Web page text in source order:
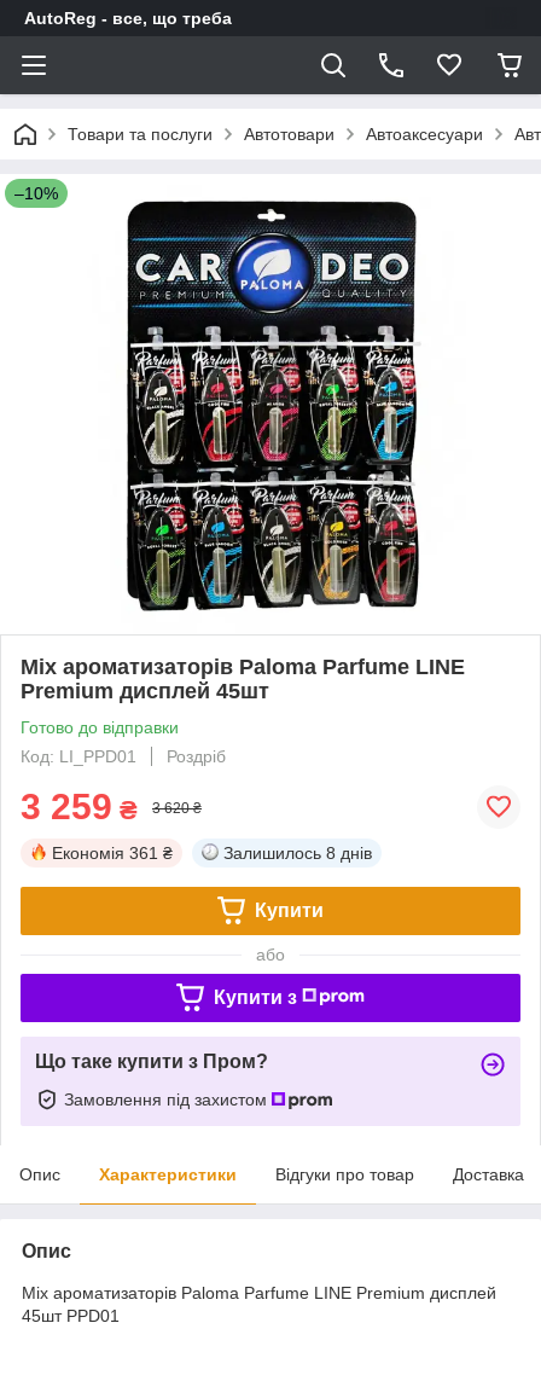
AutoReg - все, що треба
Товари та послуги Автотовари Автоаксесуари
–10%
Mix ароматизаторів Paloma Parfume LINE
Premium дисплей 45шт
Готово до відправки
Код: LI_PPD01
Роздріб
3 259 ₴ 3 620 ₴
Економія 361 ₴ Залишилось 8 днів
Купити
або
Купити з
Що таке купити з Пром?
Замовлення під захистом
Опис Характеристики Відгуки про товар Доставка
Опис
Mix ароматизаторів Paloma Parfume LINE Premium дисплей
45шт PPD01